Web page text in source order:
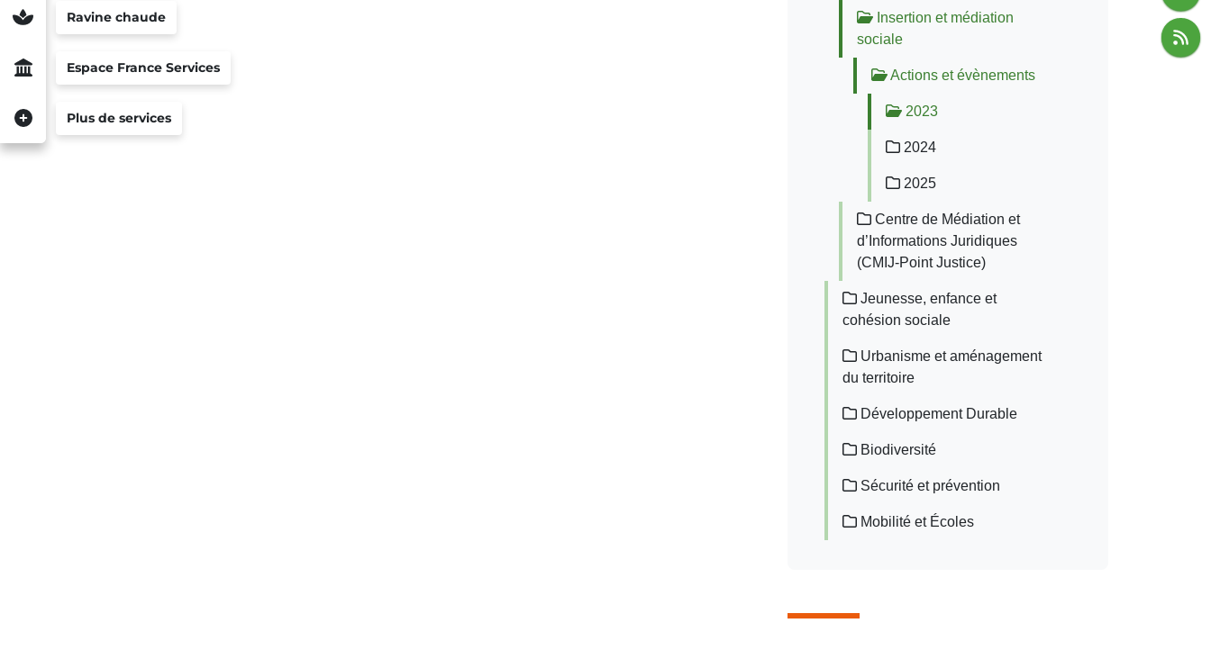
Ravine chaude
Espace France Services
Plus de services
Insertion et médiation
sociale
Actions et évènements
2023
2024
2025
Centre de Médiation et
d’Informations Juridiques
(CMIJ-Point Justice)
Jeunesse, enfance et
cohésion sociale
Urbanisme et aménagement
du territoire
Développement Durable
Biodiversité
Sécurité et prévention
Mobilité et Écoles